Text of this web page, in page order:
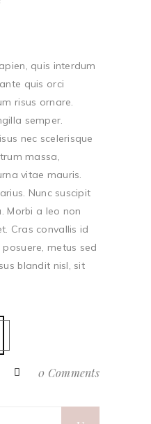
quis interdum
quis orci
risus ornare.
semper.
nec scelerisque
massa,
vitae mauris.
Nunc suscipit
Morbi a leo non
Cras convallis id
metus sed
blandit nisl, sit
0 Comments